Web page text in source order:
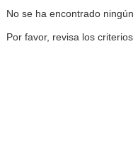
No se ha encontrado
Por favor, revisa los